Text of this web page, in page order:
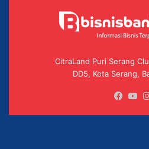
CitraLand Puri Serang
DD5, Kota Serang,